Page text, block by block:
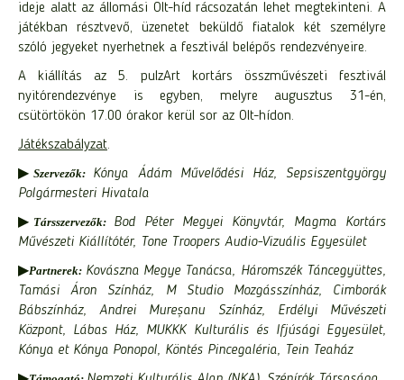
ideje alatt az állomási Olt-híd rácsozatán lehet megtekinteni. A
játékban résztvevő, üzenetet beküldő fiatalok két személyre
szóló jegyeket nyerhetnek a fesztivál belépős rendezvényeire.
A kiállítás az 5. pulzArt kortárs összművészeti fesztivál
nyitórendezvénye is egyben, melyre augusztus 31-én,
csütörtökön 17.00 órakor kerül sor az Olt-hídon.
Játékszabályzat.
▶Szervezők: Kónya Ádám Művelődési Ház, Sepsiszentgyörgy
Polgármesteri Hivatala
▶ Társszervezők: Bod Péter Megyei Könyvtár, Magma Kortárs
Művészeti Kiállítótér, Tone Troopers Audio-Vizuális Egyesület
▶Partnerek: Kovászna Megye Tanácsa, Háromszék Táncegyüttes,
Tamási Áron Színház, M Studio Mozgásszínház, Cimborák
Bábszínház,Andrei Mureșanu Színház,
Erdélyi Művészeti
Központ, Lábas Ház, MUKKK Kulturális és Ifjúsági Egyesület,
Kónya et Kónya Ponopol, Köntés Pincegaléria, Tein Teaház